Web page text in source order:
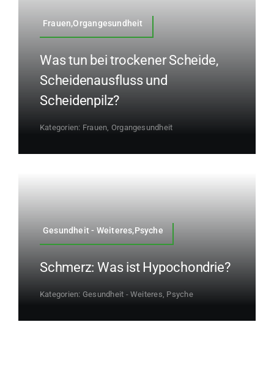
Frauen,Organgesundheit
Was tun bei trockener Scheide,
Scheidenausfluss und
Scheidenpilz?
Kategorien: Frauen, Organgesundheit
Gesundheit - Weiteres,Psyche
Schmerz: Was ist Hypochondrie?
Kategorien: Gesundheit - Weiteres, Psyche